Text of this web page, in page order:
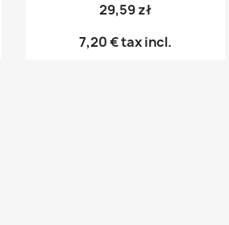
29,59 zł
7,20 €tax incl.